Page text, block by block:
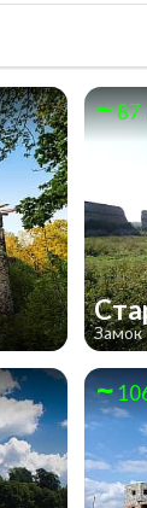
87
Замок